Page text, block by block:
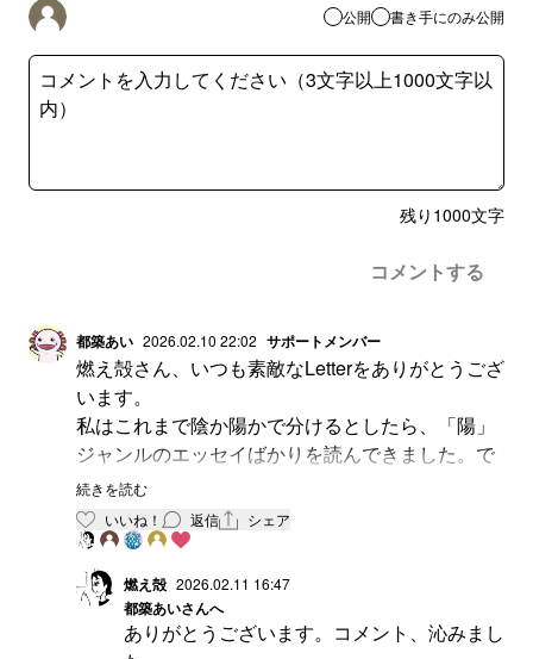
公開 書き手にのみ公開
残り 1000文字
コメントする
都築あい 2026.02.10 22:02 サポートメンバー
燃え殻さん、いつも素敵なLetterをありがとうござ
います。
私はこれまで陰か陽かで分けるとしたら、「陽」
ジャンルのエッセイばかりを読んできました。で
も燃え殻さんは、陰のなかで見つけた繊細な光を
集めたような文章で、初めて出会ったときは衝撃
でした。目で読んでも、オーディブルで聴いて
も、こんなに中毒性がある文章ってすごい……を
通り越して、怖いです。
私は気が乗らないときは書かないと決めていまし
続きを読む
いいね！
返信 シェア
燃え殻 2026.02.11 16:47
都築あいさんへ
ありがとうございます。コメント、沁みまし